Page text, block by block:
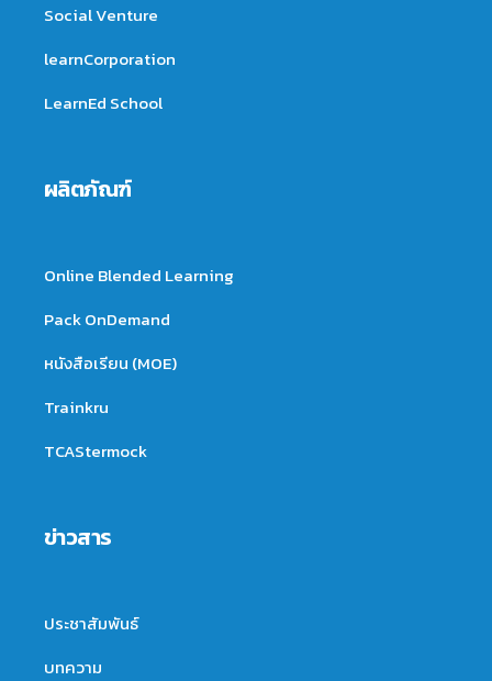
Social Venture
learnCorporation
LearnEd School
ผลิตภัณฑ์
Online Blended Learning
Pack OnDemand
หนังสือเรียน (MOE)
Trainkru
TCAStermock
ข่าวสาร
ประชาสัมพันธ์
บทความ